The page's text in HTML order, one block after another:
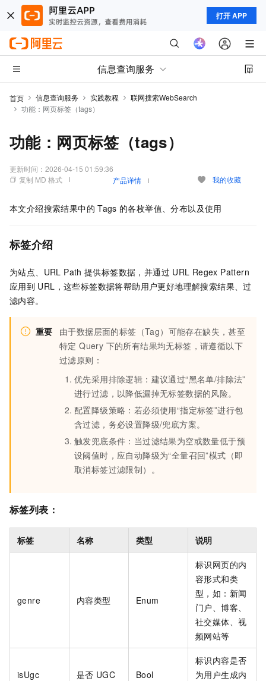
打开 APP
信息查询服务
首页 信息查询服务 实践教程
联网搜索WebSearch
功能：网页标签（tags）
功能：网页标签（tags）
更新时间： 2026-04-15 01:59:36
复制 MD 格式
产品详情 我的收藏
本文介绍搜索结果中的 Tags 的各枚举值、分布以及使用
标签介绍
为站点、URL Path 提供标签数据，并通过 URL Regex Pattern
应用到 URL，这些标签数据将帮助用户更好地理解搜索结果、过
滤内容。
重要
由于数据层面的标签（Tag）可能存在缺失，甚至
特定 Query 下的所有结果均无标签，请遵循以下
过滤原则：
优先采用排除逻辑：建议通过“黑名单/排除法”
进行过滤，以降低漏掉无标签数据的风险。
配置降级策略：若必须使用“指定标签”进行包
含过滤，务必设置降级/兜底方案。
触发兜底条件：当过滤结果为空或数量低于预
设阈值时，应自动降级为“全量召回”模式（即
取消标签过滤限制）。
标签列表：
标签 名称 类型 说明
genre 内容类型 Enum
标识网页的内
容形式和类
型，如：新闻
门户、博客、
社交媒体、视
频网站等
isUgc 是否 UGC Bool
标识内容是否
为用户生成内